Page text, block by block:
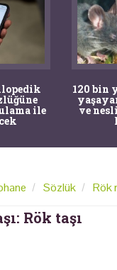
ile
120 bin
ve
Sözlük Rök
Rök taşı